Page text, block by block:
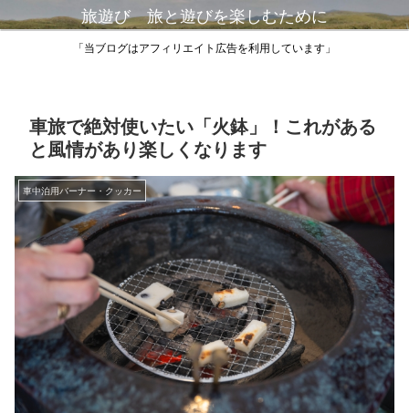
旅遊び 旅と遊びを楽しむために
「当ブログはアフィリエイト広告を利用しています」
車旅で絶対使いたい「火鉢」！これがある
と風情があり楽しくなります
車中泊用バーナー・クッカー